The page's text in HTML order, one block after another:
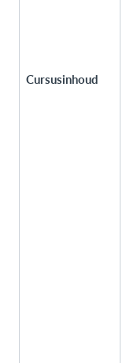
Cursusinhoud